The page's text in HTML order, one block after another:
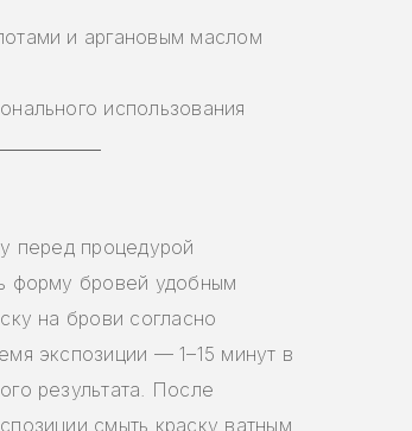
и аргановым маслом
использования
перед процедурой
форму бровей удобным
на брови согласно
экспозиции — 1–15 минут в
результата. После
смыть краску ватным